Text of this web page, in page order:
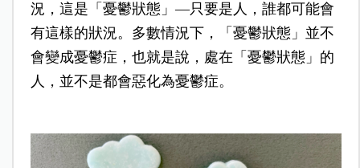
況，這是「憂鬱狀態」—只要是人，誰都可能會
有這樣的狀況。多數情況下，「憂鬱狀態」並不
會變成憂鬱症，也就是說，處在「憂鬱狀態」的
人，並不是都會惡化為憂鬱症。